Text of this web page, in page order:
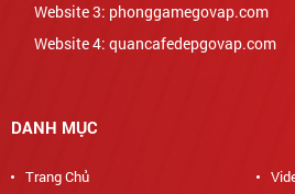
Website 3: phonggamegovap.com
Website 4: quancafedepgovap.com
DANH MỤC
Trang Chủ